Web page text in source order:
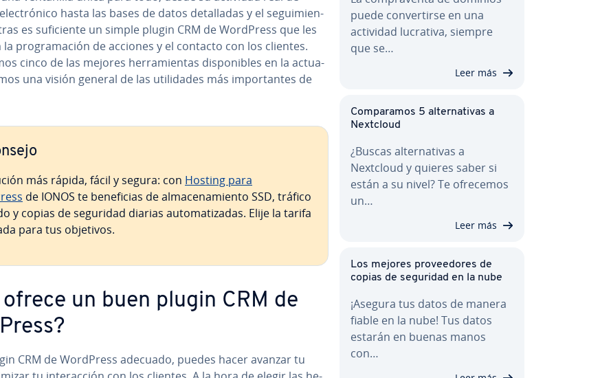
hasta las bases de datos de­ta­lla­das y el se­gui­mie­n­
es su­fi­cie­n­te un simple plugin CRM de WordPress que les
la pro­gra­ma­ción de acciones y el contacto con los clientes.
cinco de las mejores he­rra­mie­n­tas di­s­po­ni­bles en la ac­tua­
una visión general de las uti­li­da­des más im­po­r­ta­n­tes de
más rápida, fácil y segura: con Hosting para
de IONOS te be­ne­fi­cias de al­ma­ce­na­mie­n­to SSD, tráfico
y copias de seguridad diarias au­to­ma­ti­za­das. Elije la tarifa
para tus objetivos.
ofrece un buen plugin CRM de
CRM de WordPress adecuado, puedes hacer avanzar tu
puede co­n­ve­r­ti­r­se en una
actividad lucrativa, siempre
que se…
Leer más
Co­m­pa­ra­mos 5 al­te­r­na­ti­vas a
Nextcloud
¿Buscas al­te­r­na­ti­vas a
Nextcloud y quieres saber si
están a su nivel? Te ofrecemos
un…
Leer más
Los mejores pro­vee­do­res de
copias de seguridad en la nube
¡Asegura tus datos de manera
fiable en la nube! Tus datos
estarán en buenas manos
con…